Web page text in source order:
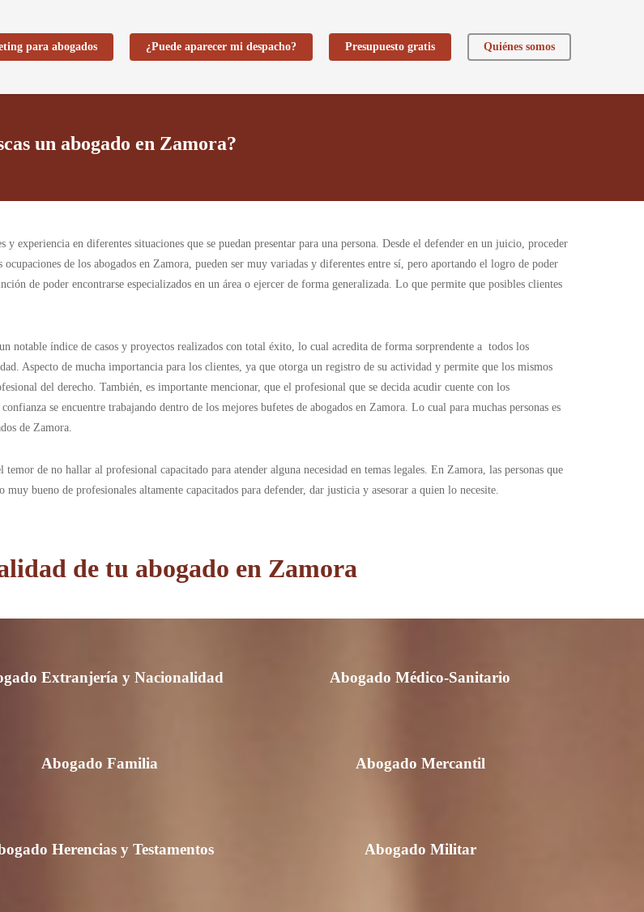
para abogados ¿Puede aparecer mi despacho? Presupuesto gratis Quiénes somos
un abogado en Zamora?
experiencia en diferentes situaciones que se puedan presentar para una persona. Desde el defender en un juicio, proceder
de los abogados en Zamora, pueden ser muy variadas y diferentes entre sí, pero aportando el logro de poder
de poder encontrarse especializados en un área o ejercer de forma generalizada. Lo que permite que posibles clientes
notable índice de casos y proyectos realizados con total éxito, lo cual acredita de forma sorprendente a todos los
Aspecto de mucha importancia para los clientes, ya que otorga un registro de su actividad y permite que los mismos
del derecho. También, es importante mencionar, que el profesional que se decida acudir cuente con los
se encuentre trabajando dentro de los mejores bufetes de abogados en Zamora. Lo cual para muchas personas es
de Zamora.
de no hallar al profesional capacitado para atender alguna necesidad en temas legales. En Zamora, las personas que
bueno de profesionales altamente capacitados para defender, dar justicia y asesorar a quien lo necesite.
de tu abogado en Zamora
Extranjería y Nacionalidad
Abogado Familia
Herencias y Testamentos
Abogado Médico-Sanitario
Abogado Mercantil
Abogado Militar